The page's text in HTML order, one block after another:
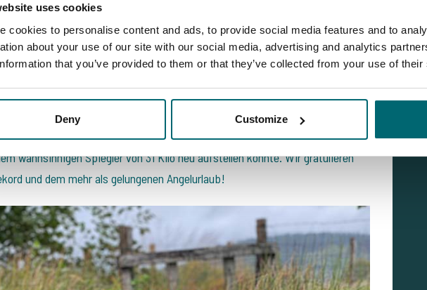
uses cookies
cookies to personalise content and ads, to provide social media features and to
about your use of our site with our social media, advertising and analytics
that you’ve provided to them or that they’ve collected from your use of
Deny Customize
die Stelle 7 gebucht, bekamen aber durch einen glücklichen Zufall
14/15 zu wechseln. Sie entschieden sich das zu tun... und diese
goldrichtig. Während ihrer gemeinsamen Session konnten die Beiden
(!) fangen, sondern auch ein paar wirkliche Kracher! Die absolute
ist aber mit weitem Abstand der neue Damen-Rekord amEtang des Gaulois,
wahnsinnigen Spiegler von 31 Kilo neu aufstellen konnte. Wir gratulieren
und dem mehr als gelungenen Angelurlaub!